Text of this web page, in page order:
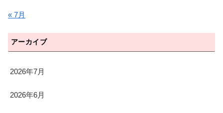
« 7月
アーカイブ
2026年7月
2026年6月